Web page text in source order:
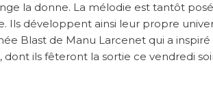
la donne. La mélodie est tantôt
Ils développent ainsi leur propre
Blast de Manu Larcenet qui a
ils fêteront la sortie ce vendredi